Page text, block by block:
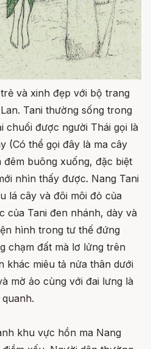
và xinh đẹp với bộ trang
Tani thường sống trong
chuối được người Thái gọi là
(Có thể gọi đây là ma cây
buông xuống, đặc biệt
nhìn thấy được. Nang Tani
lá cây và đôi môi đỏ của
của Tani đen nhánh, dày và
hình trong tư thế đứng
chạm đất mà lơ lửng trên
khác miêu tả nửa thân dưới
mờ ảo cùng với đai lưng là
khu vực hồn ma Nang